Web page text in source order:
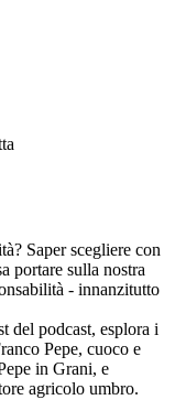
Saper scegliere con
portare sulla nostra
- innanzitutto
del podcast, esplora i
Pepe, cuoco e
in Grani, e
agricolo umbro.